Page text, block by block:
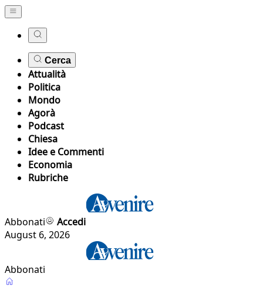
Cerca
Attualità
Politica
Mondo
Agorà
Podcast
Chiesa
Idee e Commenti
Economia
Rubriche
Abbonati
Accedi
August 6, 2026
Abbonati